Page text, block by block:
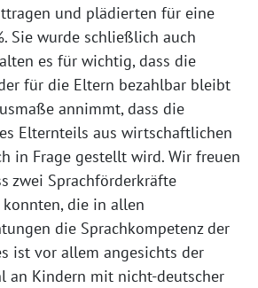
und plädierten für eine
Sie wurde schließlich auch
es für wichtig, dass die
für die Eltern bezahlbar bleibt
annimmt, dass die
Elternteils aus wirtschaftlichen
in Frage gestellt wird. Wir freuen
zwei Sprachförderkräfte
die in allen
die Sprachkompetenz der
ist vor allem angesichts der
an Kindern mit nicht-deutscher